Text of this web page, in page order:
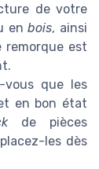
de votre
enbois, ainsi
remorque est
que les
en bon état
de pièces
les dès